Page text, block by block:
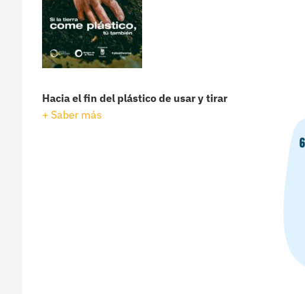
Hacia el fin del plástico de usar y tirar
+ Saber más